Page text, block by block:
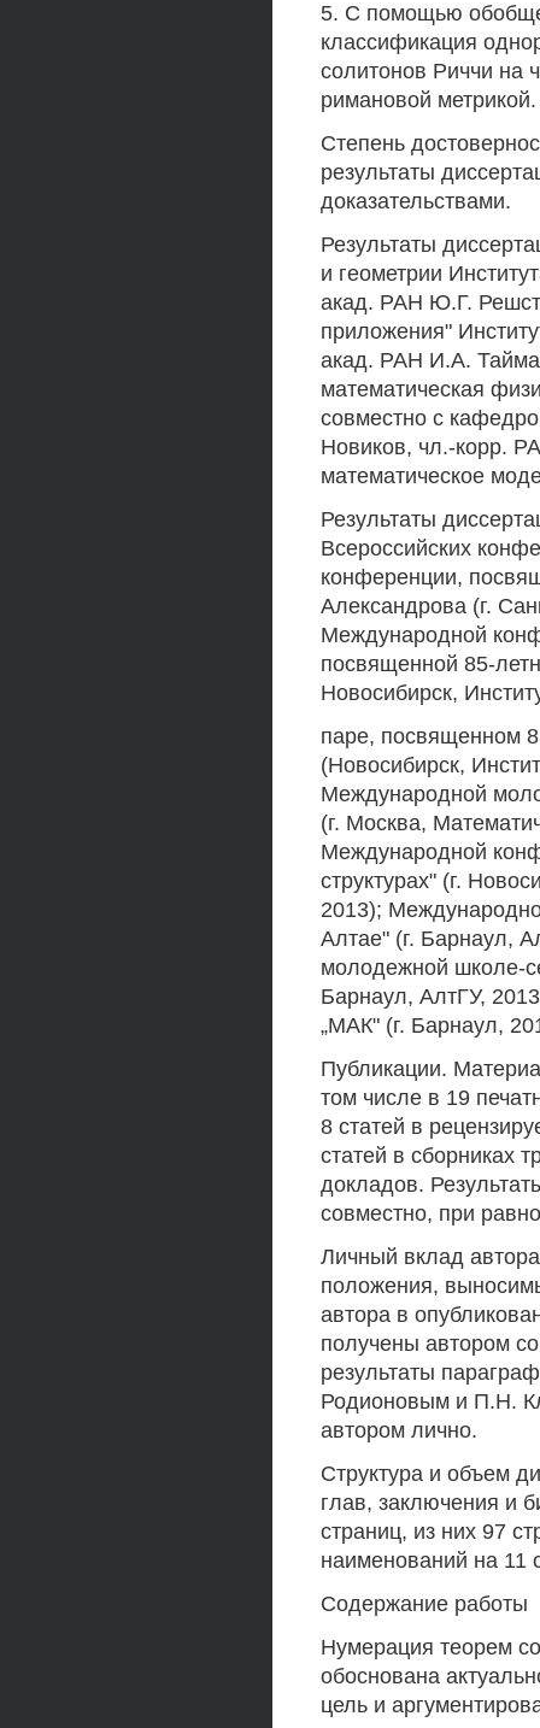
5. С помощью
классификация
солитонов Риччи на
римановой метрикой.
Степень
результаты
доказательствами.
Результаты
и геометрии
акад. РАН Ю.Г.
приложения"
акад. РАН И.А.
математическая
совместно с
Новиков, чл.-корр.
математическое
Результаты
Всероссийских
конференции,
Александрова (г.
Международной
посвященной 85-
Новосибирск,
паре, посвященном
(Новосибирск,
Международной
(г. Москва,
Международной
структурах" (г.
2013);
Алтае" (г. Барнаул,
молодежной школе-
Барнаул, АлтГУ,
„МАК" (г. Барнаул,
Публикации.
том числе в 19
8 статей в
статей в сборниках
докладов.
совместно, при
Личный вклад
положения,
автора в
получены автором
результаты
Родионовым и П.Н.
автором лично.
Структура и объем
глав, заключения и
страниц, из них 97
наименований на 11
Содержание работы
Нумерация теорем
обоснована
цель и